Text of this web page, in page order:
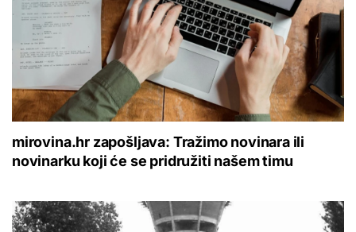
mirovina.hr zapošljava: Tražimo novinara ili
novinarku koji će se pridružiti našem timu